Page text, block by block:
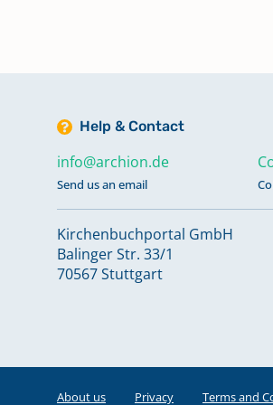
Help & Contact
info@archion.de
Send us an email
Kirchenbuchportal GmbH
Balinger Str. 33/1
70567 Stuttgart
About us Privacy Terms and